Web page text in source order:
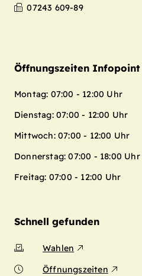
07243 609-89
Öffnungszeiten Infopoint
Montag: 07:00 - 12:00 Uhr
Dienstag: 07:00 - 12:00 Uhr
Mittwoch: 07:00 - 12:00 Uhr
Donnerstag: 07:00 - 18:00 Uhr
Freitag: 07:00 - 12:00 Uhr
Schnell gefunden
Wahlen
Öffnungszeiten